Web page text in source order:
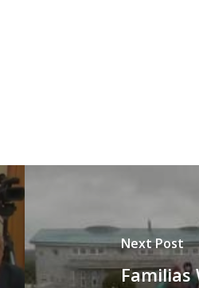
Next Post
Familias